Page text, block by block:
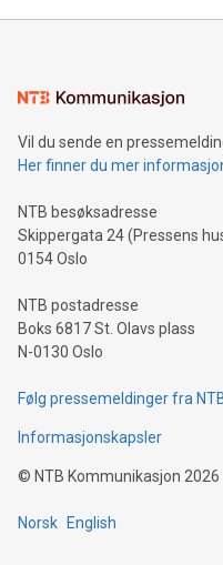
Vil du sende en
Her finner du mer
NTB besøksadresse
Skippergata 24 (Pressens
0154 Oslo
NTB postadresse
Boks 6817 St. Olavs plass
N-0130 Oslo
Følg pressemeldinger fra
Informasjonskapsler
© NTB Kommunikasjon 2026
Norsk English